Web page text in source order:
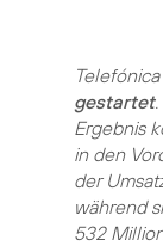
gestartet
Ergebnis
in den
der
während
532